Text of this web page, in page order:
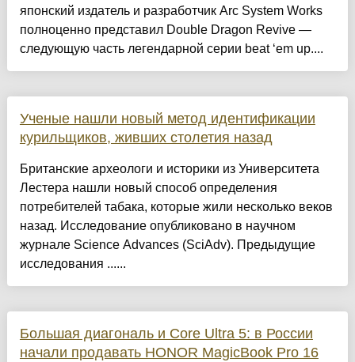
японский издатель и разработчик Arc System Works
полноценно представил Double Dragon Revive —
следующую часть легендарной серии beat ‘em up....
Ученые нашли новый метод идентификации
курильщиков, живших столетия назад
Британские археологи и историки из Университета
Лестера нашли новый способ определения
потребителей табака, которые жили несколько веков
назад. Исследование опубликовано в научном
журнале Science Advances (SciAdv). Предыдущие
исследования ......
Большая диагональ и Core Ultra 5: в России
начали продавать HONOR MagicBook Pro 16